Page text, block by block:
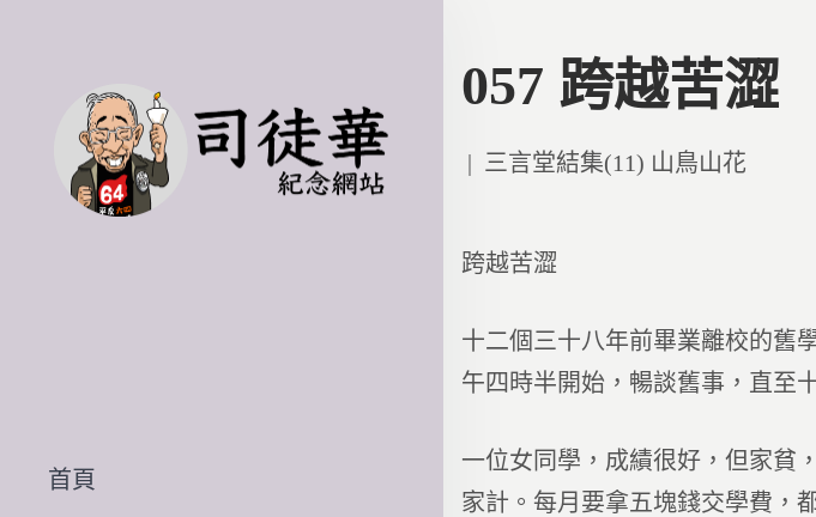
首頁
057 跨越苦澀
Posted
三言堂結集(11) 山鳥山花
跨越苦澀
十二個三十八年前畢業離校的舊
午四時半開始，暢談舊事，直至
一位女同學，成績很好，但家貧
家計。每月要拿五塊錢交學費，